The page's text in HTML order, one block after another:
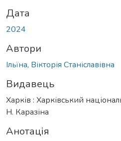
Дата
2024
Автори
Ільїна, Вікторія Станіславівна
Видавець
Харків : Харківський
Н. Каразіна
Анотація